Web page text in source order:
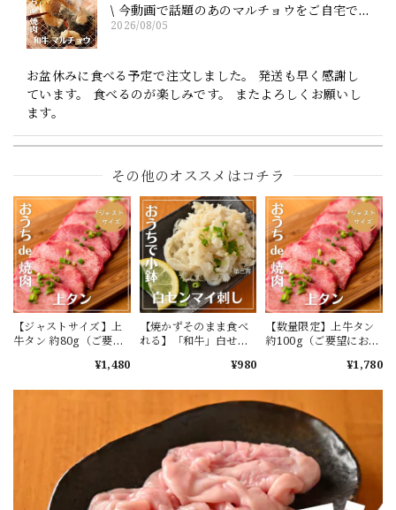
\ 今動画で話題のあのマルチョウをご自宅で / ★井本精肉のYouTubeで焼き方動画アップしました★【ジャストサイズ】芝浦直送 和牛大トロホルモン「マルチョウ」約100g（小腸）※他のホルモンと同様に食べやすい大きさにカットしてお届けします（長くはありません）
2026/08/05
お盆休みに食べる予定で注文しました。 発送も早く感謝し
ています。 食べるのが楽しみです。 またよろしくお願いし
ます。
【ホルモンちゃんぽんに匹敵する美味さ】一人で満腹究極の「あご出汁醬油」もつ鍋セット（アルミ鍋付）全て国産！醤油ベースの出汁に和牛ホルモンとたっぷりの国産野菜が染み込みます。ボリュームがあり1.5人前ぐらいの量です。鍋も野菜も準備が大変な方は特に必食です。この商品は届いた瞬間にコンロでもつ鍋が出来ます！何も準備する必要がありません。何もかも面倒くさい方におススメです！
2026/08/05
お盆休みに食べる予定で注文しました。 発送も早く感謝し
ています。 食べるのが楽しみです。 おまけのタンもありが
とうございます。 またよろしくお願いします。
2026/08/05
お盆休みに食べる予定で注文しました。 発送も早く感謝し
ています。 食べるのが楽しみです。 またよろしくお願いし
その他のオススメはコチラ
【ジャストサイズ】上
牛タン 約80g（ご要望
¥1,480
【焼かずそのまま食べ
れる】「和牛」白せん
味噌は別売りです【注
味噌等を付けて食べた
ら止まりません
¥980
【数量限定】上牛タン
約100g（ご要望にお応
¥1,780